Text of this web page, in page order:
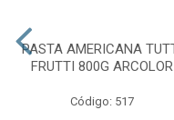
PASTA AMERICANA
FRUTTI 800G ARCOLOR
Código: 517